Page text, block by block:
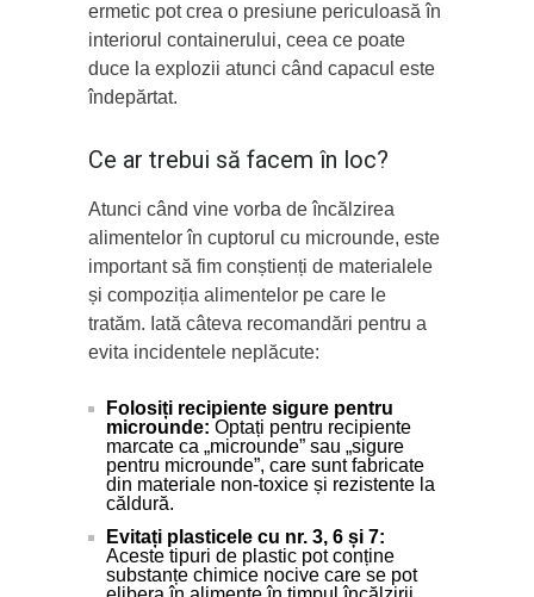
ermetic pot crea o presiune periculoasă în
interiorul containerului, ceea ce poate
duce la explozii atunci când capacul este
îndepărtat.
Ce ar trebui să facem în loc?
Atunci când vine vorba de încălzirea
alimentelor în cuptorul cu microunde, este
important să fim conștienți de materialele
și compoziția alimentelor pe care le
tratăm. Iată câteva recomandări pentru a
evita incidentele neplăcute:
Folosiți recipiente sigure pentru
microunde: Optați pentru recipiente
marcate ca „microunde” sau „sigure
pentru microunde”, care sunt fabricate
din materiale non-toxice și rezistente la
căldură.
Evitați plasticele cu nr. 3, 6 și 7:
Aceste tipuri de plastic pot conține
substanțe chimice nocive care se pot